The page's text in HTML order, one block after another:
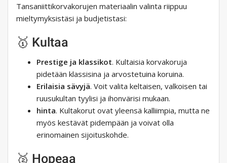
Tansaniittikorvakorujen materiaalin valinta riippuu
mieltymyksistäsi ja budjetistasi:
🥇 Kultaa
Prestige ja klassikot. Kultaisia ​​korvakoruja
pidetään klassisina ja arvostetuina koruina.
Erilaisia ​​sävyjä. Voit valita keltaisen, valkoisen tai
ruusukultan tyylisi ja ihonvärisi mukaan.
hinta. Kultakorut ovat yleensä kalliimpia, mutta ne
myös kestävät pidempään ja voivat olla
erinomainen sijoituskohde.
🥈 Hopeaa